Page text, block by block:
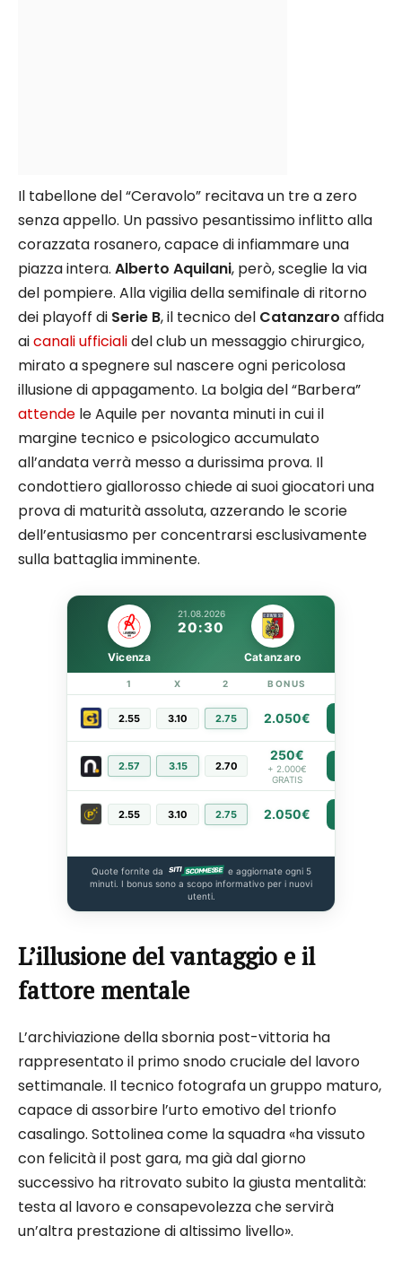
Il tabellone del “Ceravolo” recitava un tre a zero
senza appello. Un passivo pesantissimo inflitto alla
corazzata rosanero, capace di infiammare una
piazza intera. Alberto Aquilani, però, sceglie la via
del pompiere. Alla vigilia della semifinale di ritorno
dei playoff di Serie B, il tecnico del Catanzaro affida
aicanali ufficialidel club un messaggio chirurgico,
mirato a spegnere sul nascere ogni pericolosa
illusione di appagamento. La bolgia del “Barbera”
attende le Aquile per novanta minuti in cui il
margine tecnico e psicologico accumulato
all’andata verrà messo a durissima prova. Il
condottiero giallorosso chiede ai suoi giocatori una
prova di maturità assoluta, azzerando le scorie
dell’entusiasmo per concentrarsi esclusivamente
sulla battaglia imminente.
21.08.2026
20:30
Vicenza Catanzaro
1 X 2 BONUS
2.55 3.10 2.75 2.050€
2.57 3.15 2.70
250€
+ 2.000€
GRATIS
2.55 3.10 2.75 2.050€
Quote fornite da
e aggiornate ogni 5
minuti. I bonus sono a scopo informativo per i nuovi
utenti.
L’illusione del vantaggio e il
fattore mentale
L’archiviazione della sbornia post-vittoria ha
rappresentato il primo snodo cruciale del lavoro
settimanale. Il tecnico fotografa un gruppo maturo,
capace di assorbire l’urto emotivo del trionfo
casalingo. Sottolinea come la squadra «ha vissuto
con felicità il post gara, ma già dal giorno
successivo ha ritrovato subito la giusta mentalità:
testa al lavoro e consapevolezza che servirà
un’altra prestazione di altissimo livello».